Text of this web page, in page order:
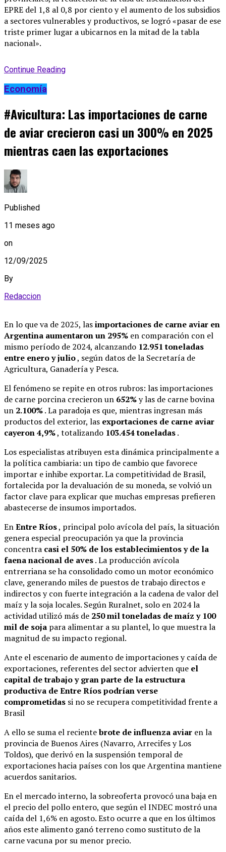
EPRE del 1,8 al 0,8 por ciento y el aumento de los subsidios
a sectores vulnerables y productivos, se logró «pasar de ese
triste primer lugar a ubicarnos en la mitad de la tabla
nacional».
Continue Reading
Economía
#Avicultura: Las importaciones de carne
de aviar crecieron casi un 300% en 2025
mientras caen las exportaciones
Published
11 meses ago
on
12/09/2025
By
Redaccion
En lo que va de 2025, lasimportaciones de carne aviar en
Argentina aumentaron un 295% en comparación con el
mismo período de 2024, alcanzando 12.951 toneladas
entre enero y julio, según datos de la Secretaría de
Agricultura, Ganadería y Pesca.
El fenómeno se repite en otros rubros: las importaciones
de carne porcina crecieron un 652%y las de carne bovina
un 2.100%. La paradoja es que, mientras ingresan más
productos del exterior, las exportaciones de carne aviar
cayeron 4,9%, totalizando 103.454 toneladas.
Los especialistas atribuyen esta dinámica principalmente a
la política cambiaria: un tipo de cambio que favorece
importar e inhibe exportar. La competitividad de Brasil,
fortalecida por la devaluación de su moneda, se volvió un
factor clave para explicar que muchas empresas prefieren
abastecerse de insumos importados.
EnEntre Ríos, principal polo avícola del país, la situación
genera especial preocupación ya que la provincia
concentra casi el 50% de los establecimientos y de la
faena nacional de aves. La producción avícola
entrerriana se ha consolidado como un motor económico
clave, generando miles de puestos de trabajo directos e
indirectos y con fuerte integración a la cadena de valor del
maíz y la soja locales. Según Ruralnet, solo en 2024 la
actividad utilizó más de 250 mil toneladas de maíz y 100
mil de soja para alimentar a su plantel, lo que muestra la
magnitud de su impacto regional.
Ante el escenario de aumento de importaciones y caída de
exportaciones, referentes del sector advierten que el
capital de trabajo y gran parte de la estructura
productiva de Entre Ríos podrían verse
comprometidas si no se recupera competitividad frente a
Brasil
A ello se suma el recientebrote de influenza aviar en la
provincia de Buenos Aires (Navarro, Arrecifes y Los
Toldos), que derivó en la suspensión temporal de
exportaciones hacia países con los que Argentina mantiene
acuerdos sanitarios.
En el mercado interno, la sobreoferta provocó una baja en
el precio del pollo entero, que según el INDEC mostró una
caída del 1,6% en agosto. Esto ocurre a que en los últimos
años este alimento ganó terreno como sustituto de la
carne vacuna por su menor precio.